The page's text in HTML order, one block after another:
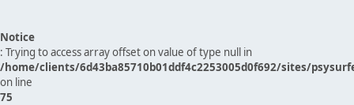
Notice
: Trying to access array offset on value of type null in
/home/clients/6d43ba85710b01ddf4c2253005d0f692/sites/
on line
75